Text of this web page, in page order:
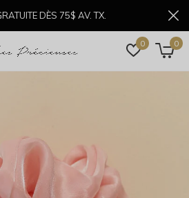
0 0
DÈS 75$ AV. TX.